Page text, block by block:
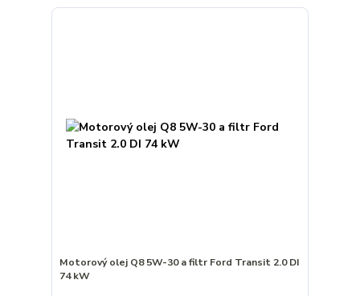
Motorový olej Q8 5W-30 a filtr Ford Transit 2.0 DI
74 kW